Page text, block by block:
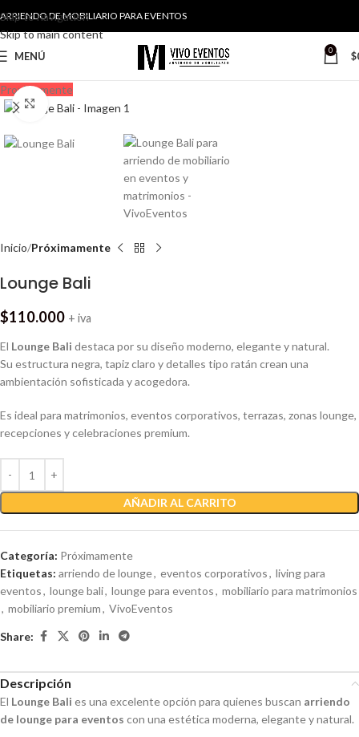
Skip to navigation
Skip to main content
ARRIENDO DE MOBILIARIO PARA EVENTOS
MENÚ 0 $
Proximamente
Haga Click para agrandar
Inicio Próximamente
Lounge Bali
$110.000 + iva
El Lounge Bali destaca por su diseño moderno, elegante y natural.
Su estructura negra, tapiz claro y detalles tipo ratán crean una
ambientación sofisticada y acogedora.
Es ideal para matrimonios, eventos corporativos, terrazas, zonas lounge,
recepciones y celebraciones premium.
AÑADIR AL CARRITO
Categoría: Próximamente
Etiquetas: arriendo de lounge, eventos corporativos, living para
eventos, lounge bali, lounge para eventos, mobiliario para matrimonios
, mobiliario premium, VivoEventos
Share:
Descripción
El Lounge Bali es una excelente opción para quienes buscan arriendo
de lounge para eventos con una estética moderna, elegante y natural.